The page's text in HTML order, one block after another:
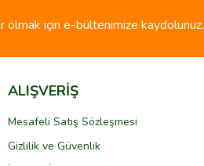
olmak için e-bültenimize kaydolunuz.
ALIŞVERİŞ
Mesafeli Satış Sözleşmesi
Gizlilik ve Güvenlik